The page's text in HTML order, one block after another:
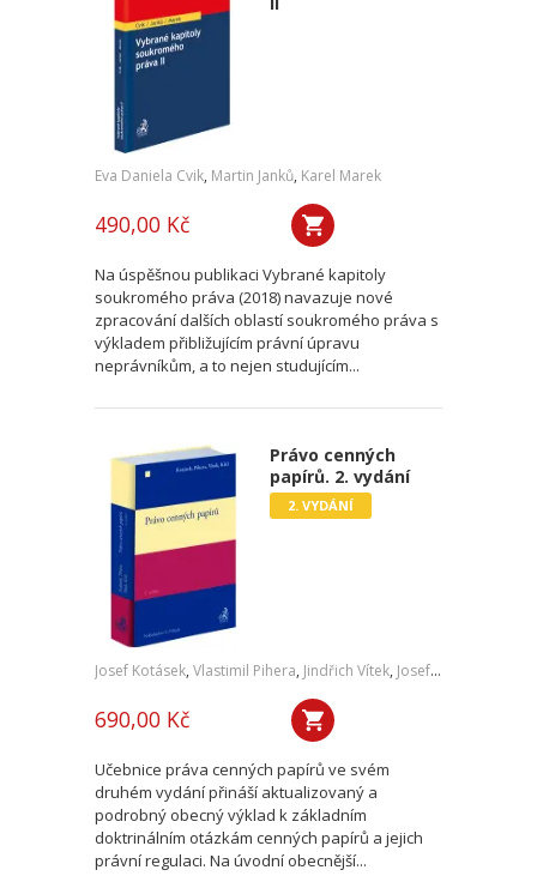
Eva Daniela Cvik, Martin Janků, Karel Marek
490,00 Kč
Na úspěšnou publikaci Vybrané kapitoly
soukromého práva (2018) navazuje nové
zpracování dalších oblastí soukromého práva s
výkladem přibližujícím právní úpravu
neprávníkům, a to nejen studujícím...
Právo cenných
papírů. 2. vydání
2. VYDÁNÍ
Josef Kotásek, Vlastimil Pihera, Jindřich Vítek, Josef Kříž
690,00 Kč
Učebnice práva cenných papírů ve svém
druhém vydání přináší aktualizovaný a
podrobný obecný výklad k základním
doktrinálním otázkám cenných papírů a jejich
právní regulaci. Na úvodní obecnější...